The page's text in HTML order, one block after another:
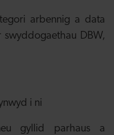
arbennig a data
DBW,
i ni
gyllid parhaus a